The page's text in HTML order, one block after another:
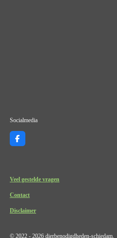
Socialmedia
F
a
o
Veel gestelde vragen
Contact
Disclaimer
© 2022 - 2026 dierbenodigdheden-schiedam.